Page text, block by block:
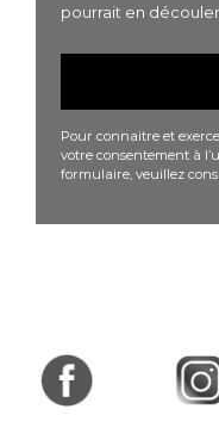
pourrait en découler
Pour connaitre et
votre consentement à
formulaire, veuillez